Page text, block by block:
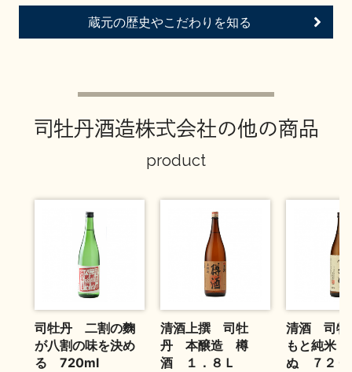
蔵元の歴史やこだわりを知る
司牡丹酒造株式会社の他の商品
product
司牡丹 二割の麴
が八割の味を決め
る 720ml
清酒上撰 司牡
丹 本醸造 樽
酒 １．８Ｌ
清酒 司
もと純米
ぬ ７２０